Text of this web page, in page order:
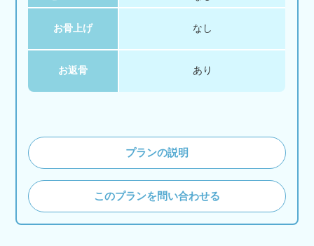
お骨上げ なし
お返骨 あり
プランの説明
このプランを問い合わせる